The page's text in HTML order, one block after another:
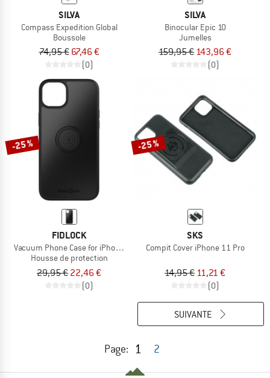
SILVA
Compass Expedition Global
Boussole
74,95 € 67,46 €
(0)
SILVA
Binocular Epic 10
Jumelles
159,95 € 143,96 €
(0)
-25 %
FIDLOCK
Vacuum Phone Case for iPhone 14 Plus
Housse de protection
29,95 € 22,46 €
(0)
-25 %
SKS
Compit Cover iPhone 11 Pro
14,95 € 11,21 €
(0)
Page: 1 2
SUIVANTE